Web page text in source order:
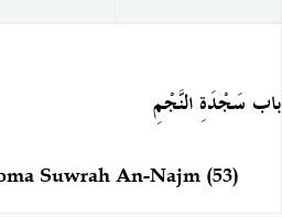
باب سَجْدَةِ النَّجْمِ
Suwrah An-Najm (53)